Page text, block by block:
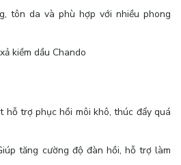
tôn da và phù hợp với nhiều phong
hỗ trợ phục hồi môi khô, thúc đẩy quá
tăng cường độ đàn hồi, hỗ trợ làm